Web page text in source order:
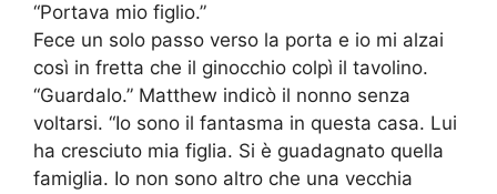
“Portava mio figlio.”
Fece un solo passo verso la porta e io mi alzai
così in fretta che il ginocchio colpì il tavolino.
“Guardalo.” Matthew indicò il nonno senza
voltarsi. “Io sono il fantasma in questa casa. Lui
ha cresciuto mia figlia. Si è guadagnato quella
famiglia. Io non sono altro che una vecchia